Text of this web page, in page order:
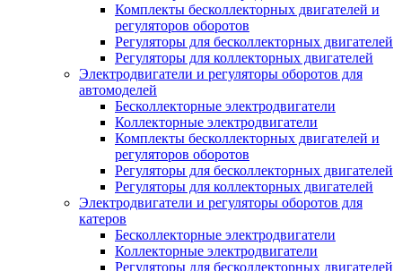
Комплекты бесколлекторных двигателей и
регуляторов оборотов
Регуляторы для бесколлекторных двигателей
Регуляторы для коллекторных двигателей
Электродвигатели и регуляторы оборотов для
автомоделей
Бесколлекторные электродвигатели
Коллекторные электродвигатели
Комплекты бесколлекторных двигателей и
регуляторов оборотов
Регуляторы для бесколлекторных двигателей
Регуляторы для коллекторных двигателей
Электродвигатели и регуляторы оборотов для
катеров
Бесколлекторные электродвигатели
Коллекторные электродвигатели
Регуляторы для бесколлекторных двигателей